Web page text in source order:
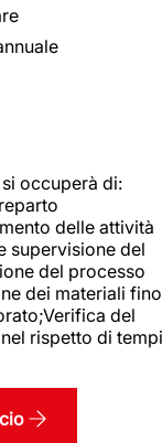
occuperà di:
delle attività
supervisione del
del processo
dei materiali fino
del
rispetto di